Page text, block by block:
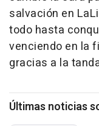
salvación en
todo hasta
venciendo en la
gracias a la
Últimas noticias